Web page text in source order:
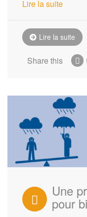
Lire la suite
Lire la suite
Share this
Une
pour